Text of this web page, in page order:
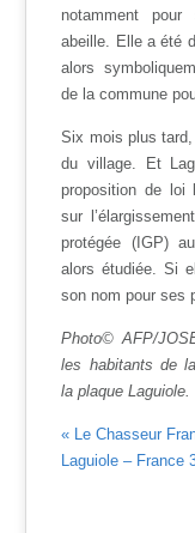
notamment
abeille. Elle a été
alors
de la commune
Six mois plus tard,
du village. Et
proposition de loi
sur
protégée (IGP)
alors étudiée. Si
son nom pour ses
Photo© AFP/
les habitants de
la plaque Laguiole.
« Le Chasseur
Laguiole – France